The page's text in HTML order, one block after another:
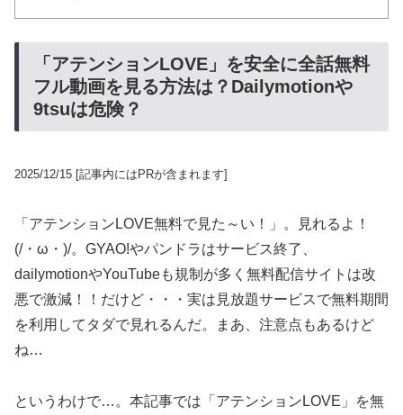
「アテンションLOVE」を安全に全話無料
フル動画を見る方法は？Dailymotionや
9tsuは危険？
2025/12/15 [記事内にはPRが含まれます]
「アテンションLOVE無料で見た～い！」。見れるよ！
(/・ω・)/。GYAO!やパンドラはサービス終了、
dailymotionやYouTubeも規制が多く無料配信サイトは改
悪で激減！！だけど・・・実は見放題サービスで無料期間
を利用してタダで見れるんだ。まあ、注意点もあるけど
ね…
というわけで…。本記事では「アテンションLOVE」を無